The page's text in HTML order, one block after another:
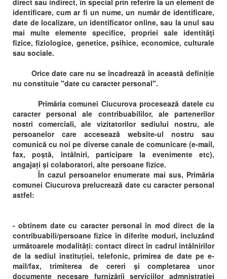
direct sau indirect, în special prin referire la un element de
identificare, cum ar fi un nume, un număr de identificare,
date de localizare, un identificator online, sau la unul sau
mai multe elemente specifice, propriei sale identităţi
fizice, fiziologice, genetice, psihice, economice, culturale
sau sociale.
Orice date care nu se încadrează în această definiție
nu constituie "date cu caracter personal".
Primăria comunei Ciucurova procesează datele cu
caracter personal ale contribuabililor, ale partenerilor
nostri comerciali, ale vizitatorilor sediului nostru, ale
persoanelor care accesează website-ul nostru sau
comunică cu noi pe diverse canale de comunicare (e-mail,
fax, poștă, întâlniri, participare la evenimente etc),
angajați și colaboratori, alte persoane fizice.
În cazul persoanelor enumerate mai sus, Primăria
comunei Ciucurova prelucrează date cu caracter personal
astfel:
- obtinem date cu caracter personal în mod direct de la
contribuabili/persoane fizice în diferite moduri, incluzând
următoarele modalități: contact direct în cadrul intălnirilor
de la sediul instituției, telefonic, primirea de date pe e-
mail/fax, trimiterea de cereri și completarea unor
documente necesare furnizării serviciilor admnistrației